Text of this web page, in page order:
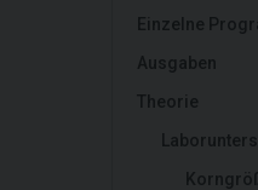
Einzelne
Ausgaben
Theorie